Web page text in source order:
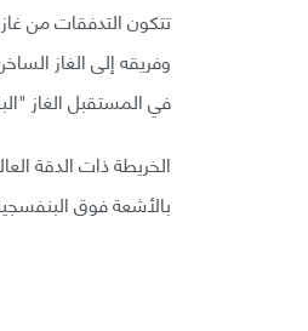
تتكون التدفقات من
وفريقه إلى الغاز
في المستقبل الغاز
بالأشعة فوق